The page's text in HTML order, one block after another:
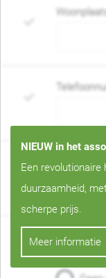
E-mail
(verplicht)
NIEUW in het
Een
duurzaamheid,
scherpe prijs.
Meer informatie